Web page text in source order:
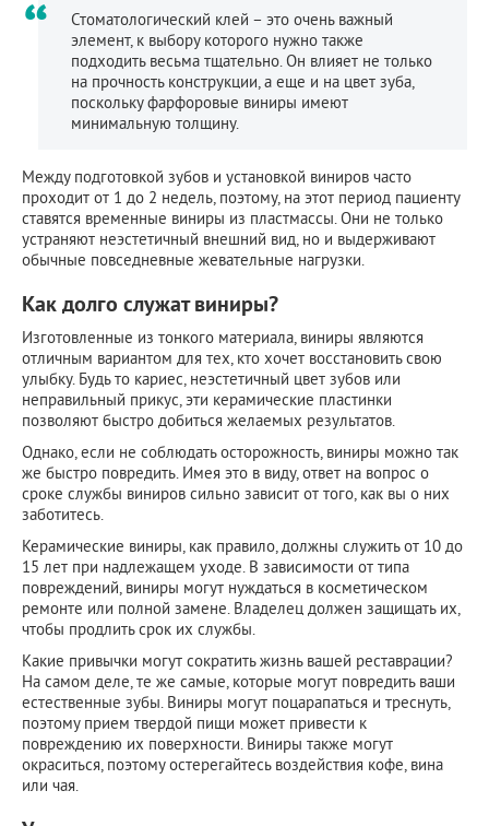
Стоматологический клей – это очень важный
элемент, к выбору которого нужно также
подходить весьма тщательно. Он влияет не только
на прочность конструкции, а еще и на цвет зуба,
поскольку фарфоровые виниры имеют
минимальную толщину.
Между подготовкой зубов и установкой виниров часто
проходит от 1 до 2 недель, поэтому, на этот период пациенту
ставятся временные виниры из пластмассы. Они не только
устраняют неэстетичный внешний вид, но и выдерживают
обычные повседневные жевательные нагрузки.
Как долго служат виниры?
Изготовленные из тонкого материала, виниры являются
отличным вариантом для тех, кто хочет восстановить свою
улыбку. Будь то кариес, неэстетичный цвет зубов или
неправильный прикус, эти керамические пластинки
позволяют быстро добиться желаемых результатов.
Однако, если не соблюдать осторожность, виниры можно так
же быстро повредить. Имея это в виду, ответ на вопрос о
сроке службы виниров сильно зависит от того, как вы о них
заботитесь.
Керамические виниры, как правило, должны служить от 10 до
15 лет при надлежащем уходе. В зависимости от типа
повреждений, виниры могут нуждаться в косметическом
ремонте или полной замене. Владелец должен защищать их,
чтобы продлить срок их службы.
Какие привычки могут сократить жизнь вашей реставрации?
На самом деле, те же самые, которые могут повредить ваши
естественные зубы. Виниры могут поцарапаться и треснуть,
поэтому прием твердой пищи может привести к
повреждению их поверхности. Виниры также могут
окраситься, поэтому остерегайтесь воздействия кофе, вина
или чая.